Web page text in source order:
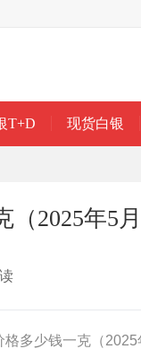
T+D 现货白银
2025年5
多少钱一克（